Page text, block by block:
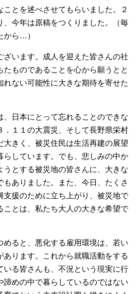
とを述べさせてもらいました。２
、今年は原稿をつくりました。（毎
から…）
います。成人を迎えた皆さんの社
たものであることを心から願うとと
れない可能性に大きな期待を寄せた
日本にとって忘れることのできな
．１１の大震災、そして長野県栄村
大きく、被災住民は生活再建の展望
らしています。でも、悲しみの中か
うとする被災地の皆さんに、大きな
もありました。また、今日、たくさ
支援のために立ち上がり、被災地で
ことは、私たち大人の大きな希望で
ると、悪化する雇用環境は、若い
あります。これから就職活動をする
いる皆さんも、不況という現実に行
諦めの中で暮らしているのではない